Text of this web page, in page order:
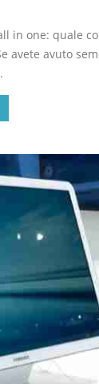
in one: quale
avete avuto